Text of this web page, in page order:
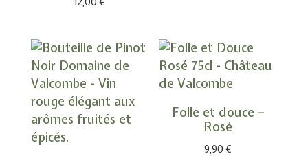
Folle et douce –
Rosé
9,90€